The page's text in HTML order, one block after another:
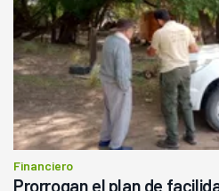
Financiero
Prorrogan el plan de